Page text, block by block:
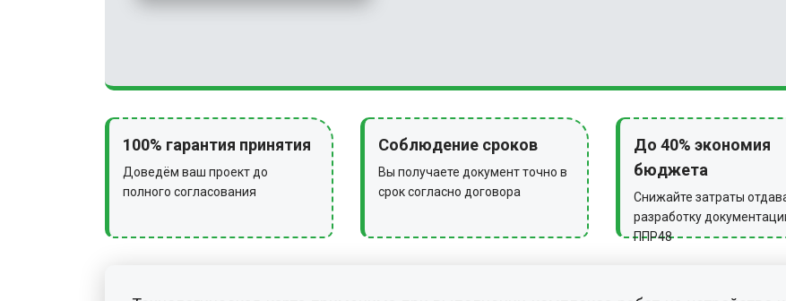
100% гарантия принятия
Доведём ваш проект до
полного согласования
Соблюдение сроков
Вы получаете документ точно в
срок согласно договора
До 40% экономия
бюджета
Снижайте затраты
разработку
ППР48